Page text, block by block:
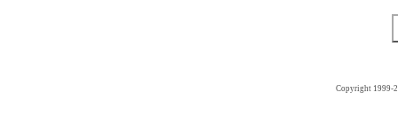
Copyright 1999-